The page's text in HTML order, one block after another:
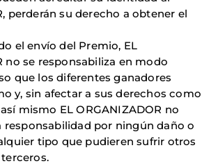
perderán su derecho a obtener el
el envío del Premio, EL
no se responsabiliza en modo
que los diferentes ganadores
y, sin afectar a sus derechos como
mismo EL ORGANIZADOR no
responsabilidad por ningún daño o
tipo que pudieren sufrir otros